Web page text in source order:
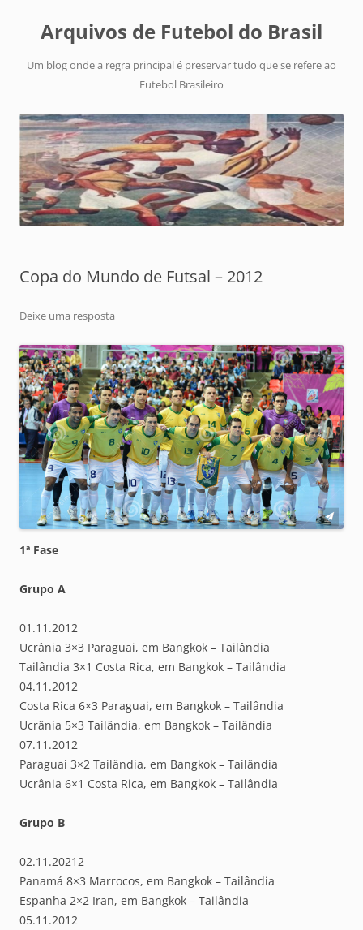
Arquivos de Futebol do Brasil
Um blog onde a regra principal é preservar tudo que se refere ao
Futebol Brasileiro
Copa do Mundo de Futsal – 2012
Deixe uma resposta
1ª Fase
Grupo A
01.11.2012
Ucrânia 3×3 Paraguai, em Bangkok – Tailândia
Tailândia 3×1 Costa Rica, em Bangkok – Tailândia
04.11.2012
Costa Rica 6×3 Paraguai, em Bangkok – Tailândia
Ucrânia 5×3 Tailândia, em Bangkok – Tailândia
07.11.2012
Paraguai 3×2 Tailândia, em Bangkok – Tailândia
Ucrânia 6×1 Costa Rica, em Bangkok – Tailândia
Grupo B
02.11.20212
Panamá 8×3 Marrocos, em Bangkok – Tailândia
Espanha 2×2 Iran, em Bangkok – Tailândia
05.11.2012